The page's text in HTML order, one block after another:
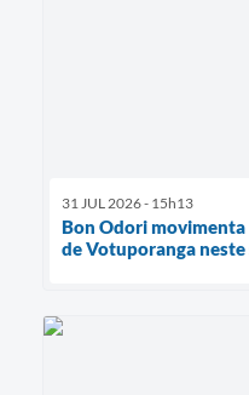
31 JUL 2026 - 15h13
Bon Odori
de Votuporanga neste